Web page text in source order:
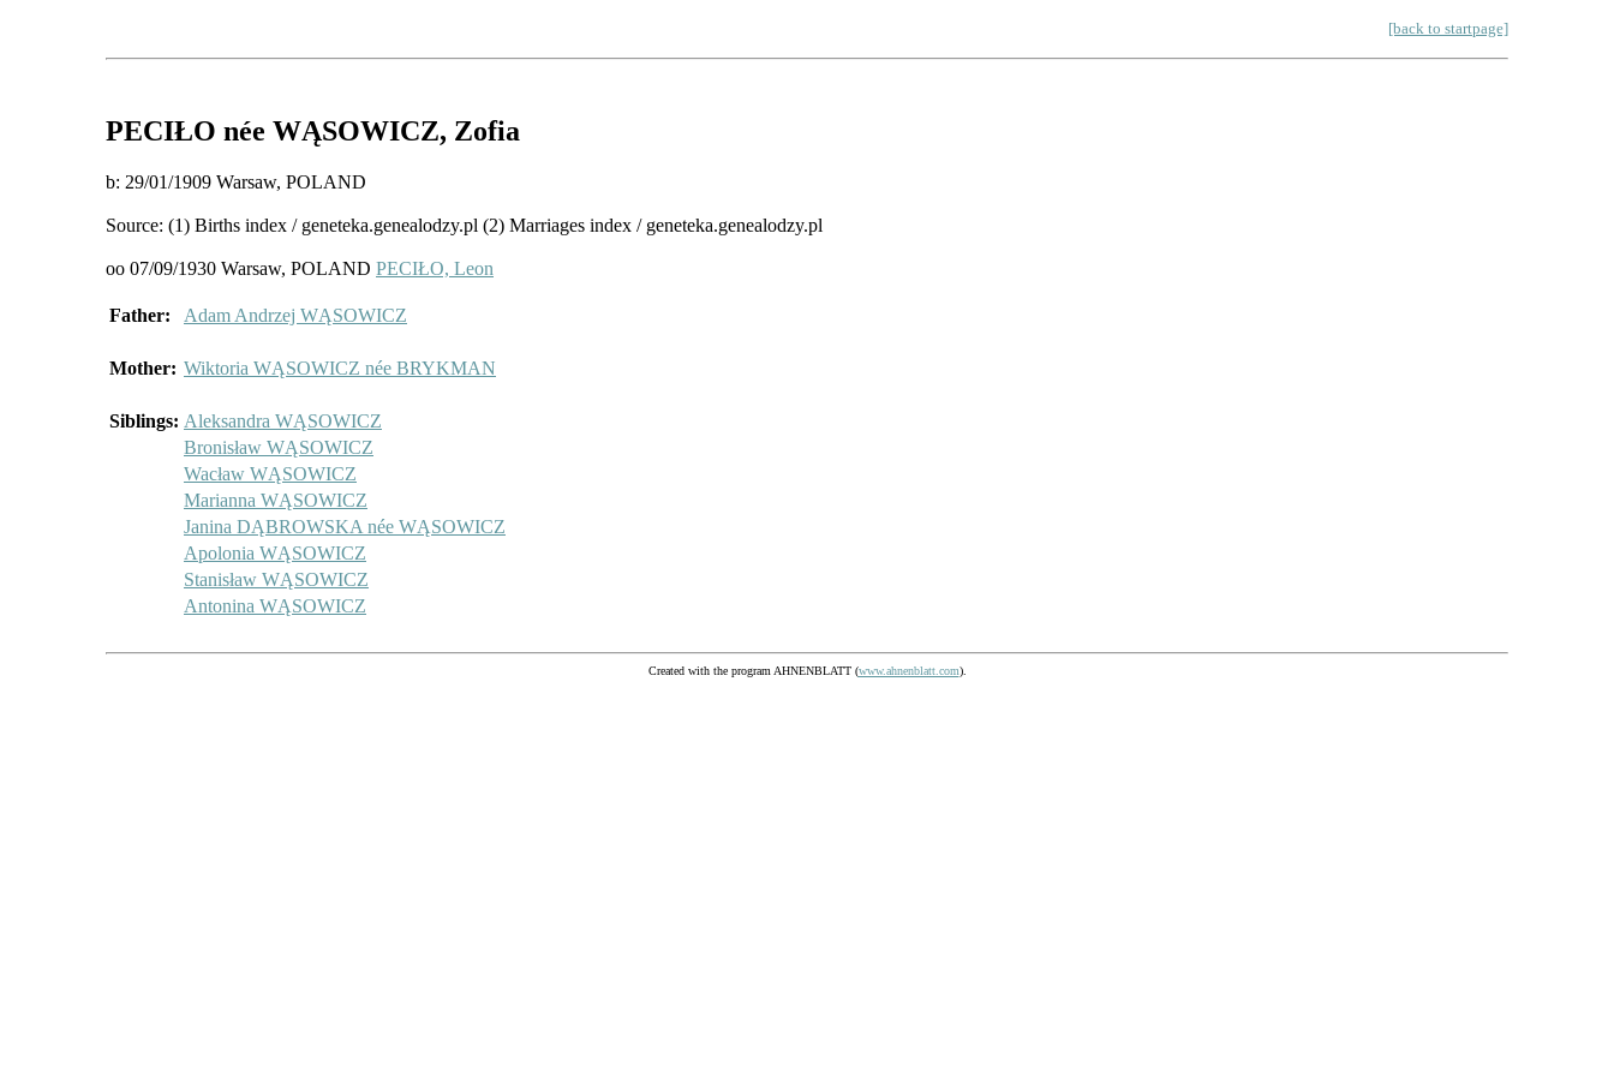
[back to startpage]
PECIŁO née WĄSOWICZ, Zofia
b: 29/01/1909 Warsaw, POLAND
Source: (1) Births index / geneteka.genealodzy.pl (2) Marriages index / geneteka.genealodzy.pl
oo 07/09/1930 Warsaw, POLAND PECIŁO, Leon
Father: Adam Andrzej WĄSOWICZ
Mother: Wiktoria WĄSOWICZ née BRYKMAN
Siblings: Aleksandra WĄSOWICZ
Bronisław WĄSOWICZ
Wacław WĄSOWICZ
Marianna WĄSOWICZ
Janina DĄBROWSKA née WĄSOWICZ
Apolonia WĄSOWICZ
Stanisław WĄSOWICZ
Antonina WĄSOWICZ
Created with the program AHNENBLATT (www.ahnenblatt.com).